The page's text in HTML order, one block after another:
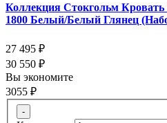
Коллекция Стокгольм
1800 Белый/Белый Глянец
27 495 ₽
30 550 ₽
Вы экономите
3055 ₽
-